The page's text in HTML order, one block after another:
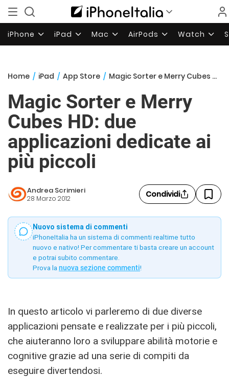
iPhone iPad Mac AirPods Watch
Home / iPad / App Store / Magic Sorter e Merry Cubes HD: due applicazioni dedicate ai più piccoli
Magic Sorter e Merry
Cubes HD: due
applicazioni dedicate ai
più piccoli
Andrea Scrimieri
28 Marzo 2012 Condividi
Nuovo sistema di commenti
iPhoneItalia ha un sistema di commenti realtime tutto
nuovo e nativo! Per commentare ti basta creare un account
e potrai subito commentare.
Prova la nuova sezione commenti!
In questo articolo vi parleremo di due diverse
applicazioni pensate e realizzate per i più piccoli,
che aiuteranno loro a sviluppare abilità motorie e
cognitive grazie ad una serie di compiti da
eseguire divertendosi.